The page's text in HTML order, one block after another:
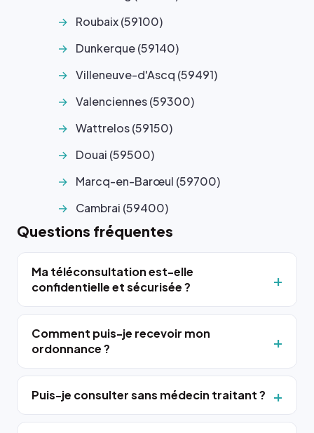
Roubaix (59100)
Dunkerque (59140)
Villeneuve-d'Ascq (59491)
Valenciennes (59300)
Wattrelos (59150)
Douai (59500)
Marcq-en-Barœul (59700)
Cambrai (59400)
Questions fréquentes
Ma téléconsultation est-elle
confidentielle et sécurisée ?
Comment puis-je recevoir mon
ordonnance ?
Puis-je consulter sans médecin traitant ?